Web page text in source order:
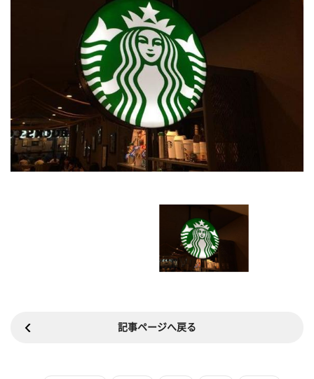
記事ページへ戻る